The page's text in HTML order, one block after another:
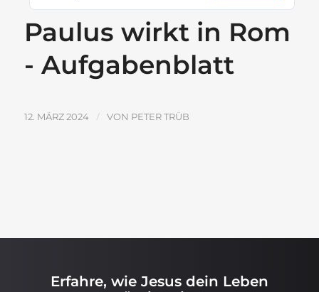
Paulus wirkt in Rom
- Aufgabenblatt
12. MÄRZ 2024 / VON PETER TRÜB
Erfahre, wie Jesus dein Leben